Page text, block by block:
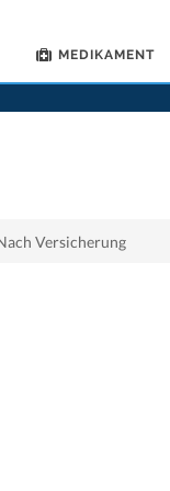
MEDIKAMENT